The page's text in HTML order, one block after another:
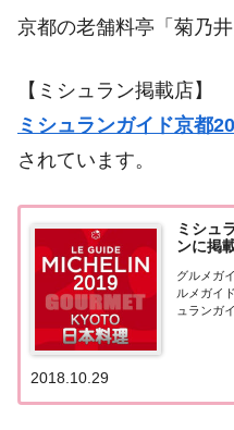
京都の老舗料亭「菊乃井
【ミシュラン掲載店】
ミシュランガイド京都
されています。
ミシュ
ンに掲
グルメガ
ルメガイ
ュランガ
2018.10.29